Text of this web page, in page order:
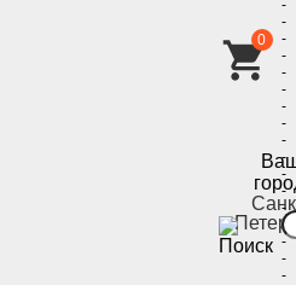
-
-
-
-
-
-
-
-
-
-
-
-
-
-
-
-
-
0